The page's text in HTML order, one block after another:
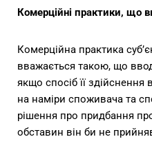
Комерційні практики, що
Комерційна практика
вважається такою, що
якщо спосіб її
на наміри споживача та
рішення про придбання
обставин він би не